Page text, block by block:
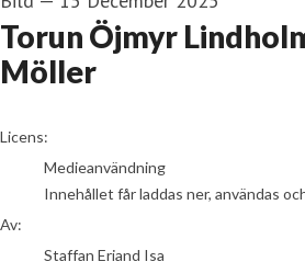
Torun Öjmyr
Möller
Staffan Eriand Isa
Licens:
Medieanvändning
Innehållet får laddas ner, användas
Av:
Staffan Eriand Isa